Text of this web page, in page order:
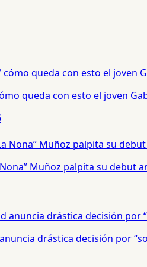
queda con esto el joven
Muñoz palpita su debut
drástica decisión por